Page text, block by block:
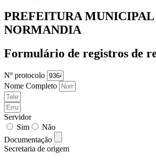
PREFEITURA MUNICIPAL
NORMANDIA
Formulário de registros de
Nº protocolo
Nome Completo
Servidor
Sim
Não
Documentação
Secretaria de origem